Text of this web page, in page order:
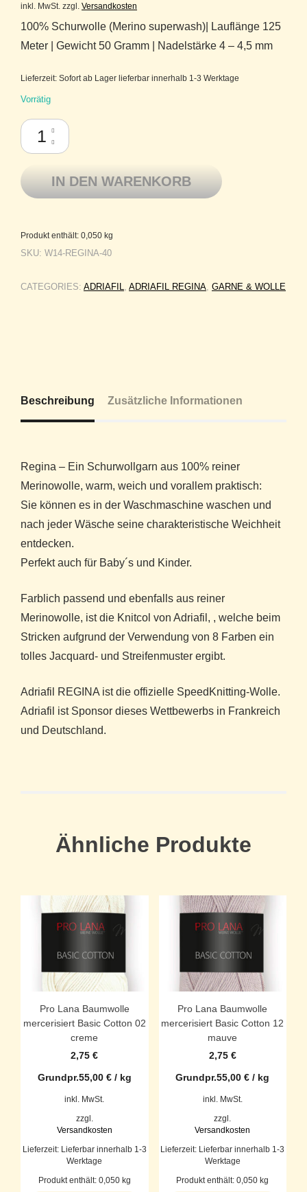
inkl. MwSt. zzgl. Versandkosten
100% Schurwolle (Merino superwash)| Lauflänge 125
Meter | Gewicht 50 Gramm | Nadelstärke 4 – 4,5 mm
Lieferzeit: Sofort ab Lager lieferbar innerhalb 1-3 Werktage
Vorrätig
Adriafil Regina Reine Merinowolle superwash 40 Hellgrün Menge
IN DEN WARENKORB
Produkt enthält: 0,050 kg
SKU: W14-REGINA-40
CATEGORIES: ADRIAFIL, ADRIAFIL REGINA, GARNE & WOLLE
Beschreibung Zusätzliche Informationen
Regina – Ein Schurwollgarn aus 100% reiner
Merinowolle, warm, weich und vorallem praktisch:
Sie können es in der Waschmaschine waschen und
nach jeder Wäsche seine charakteristische Weichheit
entdecken.
Perfekt auch für Baby´s und Kinder.
Farblich passend und ebenfalls aus reiner
Merinowolle, ist die Knitcol von Adriafil, , welche beim
Stricken aufgrund der Verwendung von 8 Farben ein
tolles Jacquard- und Streifenmuster ergibt.
Adriafil REGINA ist die offizielle SpeedKnitting-Wolle.
Adriafil ist Sponsor dieses Wettbewerbs in Frankreich
und Deutschland.
Ähnliche Produkte
Pro Lana Baumwolle
mercerisiert Basic Cotton 02
creme
2,75€
Grundpr.55,00 €/ kg
inkl. MwSt.
zzgl.
Versandkosten
Lieferzeit: Lieferbar innerhalb 1-3
Werktage
Produkt enthält: 0,050 kg
Pro Lana Baumwolle
mercerisiert Basic Cotton 12
mauve
2,75 €
Grundpr.55,00€ / kg
inkl. MwSt.
zzgl.
Versandkosten
Lieferzeit: Lieferbar innerhalb 1-3
Werktage
Produkt enthält: 0,050 kg